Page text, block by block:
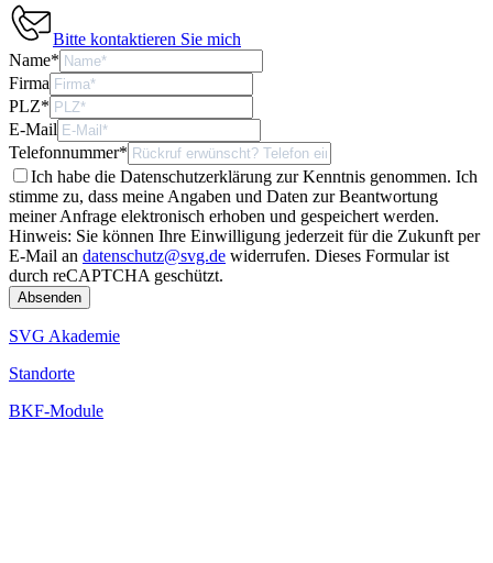
Bitte kontaktieren Sie mich
Name*
Firma
PLZ*
E-Mail
Telefonnummer*
Ich habe die Datenschutzerklärung zur Kenntnis genommen. Ich
stimme zu, dass meine Angaben und Daten zur Beantwortung
meiner Anfrage elektronisch erhoben und gespeichert werden.
Hinweis: Sie können Ihre Einwilligung jederzeit für die Zukunft per
E-Mail an datenschutz@svg.de widerrufen. Dieses Formular ist
durch reCAPTCHA geschützt.
SVG Akademie
Standorte
BKF-Module